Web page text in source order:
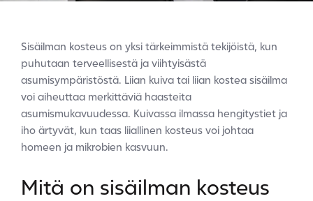
Sisäilman kosteus on yksi tärkeimmistä tekijöistä, kun
puhutaan terveellisestä ja viihtyisästä
asumisympäristöstä. Liian kuiva tai liian kostea sisäilma
voi aiheuttaa merkittäviä haasteita
asumismukavuudessa. Kuivassa ilmassa hengitystiet ja
iho ärtyvät, kun taas liiallinen kosteus voi johtaa
homeen ja mikrobien kasvuun.
Mitä on sisäilman kosteus